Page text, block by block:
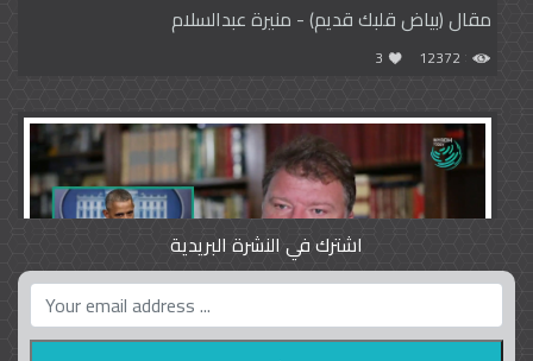
مقال (بياض قلبك قديم) - منيرة عبدالسلام
12372
3
اشترك في النشرة البريدية